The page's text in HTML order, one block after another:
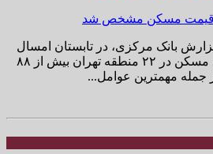
گزارش بانک مرکزی، در تابستان امسال
متوسط قیمت هر مترمربع مسکن در ۲۲ منطقه تهران بیش از ۸۸
جمله مهمترین عوامل...